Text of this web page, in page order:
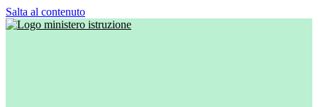
Salta al contenuto